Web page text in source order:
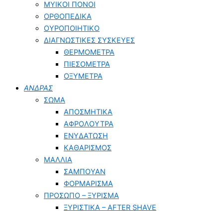
ΜΥΙΚΟΙ ΠΟΝΟΙ
ΟΡΘΟΠΕΔΙΚΑ
ΟΥΡΟΠΟΙΗΤΙΚΟ
ΔΙΑΓΝΩΣΤΙΚΕΣ ΣΥΣΚΕΥΕΣ
ΘΕΡΜΟΜΕΤΡΑ
ΠΙΕΣΟΜΕΤΡΑ
ΟΞΥΜΕΤΡΑ
ΑΝΔΡΑΣ
ΣΩΜΑ
ΑΠΟΣΜΗΤΙΚΑ
ΑΦΡΟΛΟΥΤΡΑ
ΕΝΥΔΑΤΩΣΗ
ΚΑΘΑΡΙΣΜΟΣ
ΜΑΛΛΙΑ
ΣΑΜΠΟΥΑΝ
ΦΟΡΜΑΡΙΣΜΑ
ΠΡΟΣΩΠΟ – ΞΥΡΙΣΜΑ
ΞΥΡΙΣΤΙΚΑ – ΑFTER SHAVE